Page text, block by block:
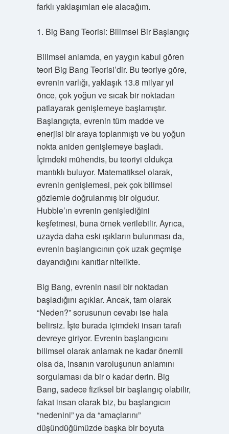
farklı yaklaşımları ele alacağım.
1. Big Bang Teorisi: Bilimsel Bir Başlangıç
Bilimsel anlamda, en yaygın kabul gören
teori Big Bang Teorisi’dir. Bu teoriye göre,
evrenin varlığı, yaklaşık 13.8 milyar yıl
önce, çok yoğun ve sıcak bir noktadan
patlayarak genişlemeye başlamıştır.
Başlangıçta, evrenin tüm madde ve
enerjisi bir araya toplanmıştı ve bu yoğun
nokta aniden genişlemeye başladı.
İçimdeki mühendis, bu teoriyi oldukça
mantıklı buluyor. Matematiksel olarak,
evrenin genişlemesi, pek çok bilimsel
gözlemle doğrulanmış bir olgudur.
Hubble’ın evrenin genişlediğini
keşfetmesi, buna örnek verilebilir. Ayrıca,
uzayda daha eski ışıkların bulunması da,
evrenin başlangıcının çok uzak geçmişe
dayandığını kanıtlar nitelikte.
Big Bang, evrenin nasıl bir noktadan
başladığını açıklar. Ancak, tam olarak
“Neden?” sorusunun cevabı ise hala
belirsiz. İşte burada içimdeki insan tarafı
devreye giriyor. Evrenin başlangıcını
bilimsel olarak anlamak ne kadar önemli
olsa da, insanın varoluşunun anlamını
sorgulaması da bir o kadar derin. Big
Bang, sadece fiziksel bir başlangıç olabilir,
fakat insan olarak biz, bu başlangıcın
“nedenini” ya da “amaçlarını”
düşündüğümüzde başka bir boyuta